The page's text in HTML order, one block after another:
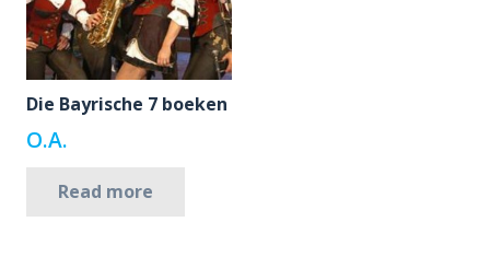
Die Bayrische 7 boeken
O.A.
Read more